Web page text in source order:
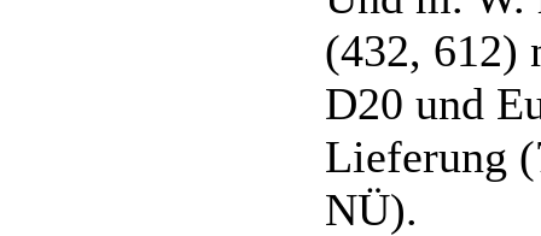
(432, 612)
D20 und
Lieferung
NÜ).